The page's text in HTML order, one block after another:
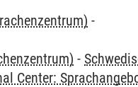
-
-
Center: